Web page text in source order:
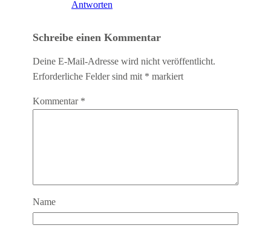
Antworten
Schreibe einen Kommentar
Deine E-Mail-Adresse wird nicht veröffentlicht.
Erforderliche Felder sind mit * markiert
Kommentar *
Name